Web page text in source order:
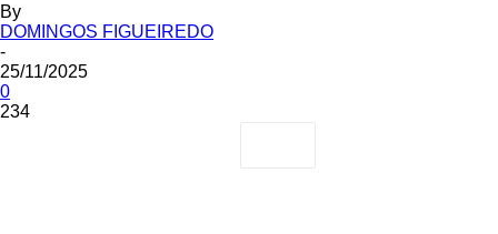
By
DOMINGOS FIGUEIREDO
-
25/11/2025
0
234